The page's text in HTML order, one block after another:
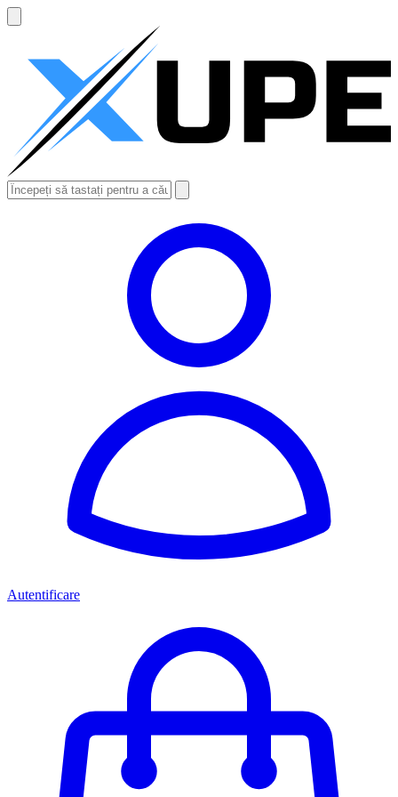
Autentificare